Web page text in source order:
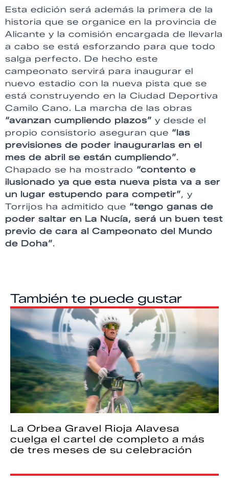
Esta edición será además la primera de la
historia que se organice en la provincia de
Alicante y la comisión encargada de llevarla
a cabo se está esforzando para que todo
salga perfecto. De hecho este
campeonato servirá para inaugurar el
nuevo estadio con la nueva pista que se
está construyendo en la Ciudad Deportiva
Camilo Cano. La marcha de las obras
“avanzan cumpliendo plazos” y desde el
propio consistorio aseguran que “las
previsiones de poder inaugurarlas en el
mes de abril se están cumpliendo”.
Chapado se ha mostrado “contento e
ilusionado ya que esta nueva pista va a ser
un lugar estupendo para competir”, y
Torrijos ha admitido que “tengo ganas de
poder saltar en La Nucía, será un buen test
previo de cara al Campeonato del Mundo
de Doha”.
También te puede gustar
La Orbea Gravel Rioja Alavesa
cuelga el cartel de completo a más
de tres meses de su celebración